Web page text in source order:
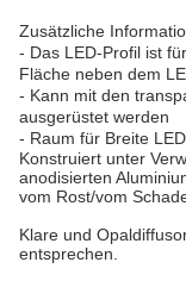
Zusätzliche
- Das LED-Profil ist
Fläche neben dem
- Kann mit den
ausgerüstet werden
- Raum für Breite
Konstruiert unter
anodisierten
vom Rost/vom
Klare und
entsprechen.